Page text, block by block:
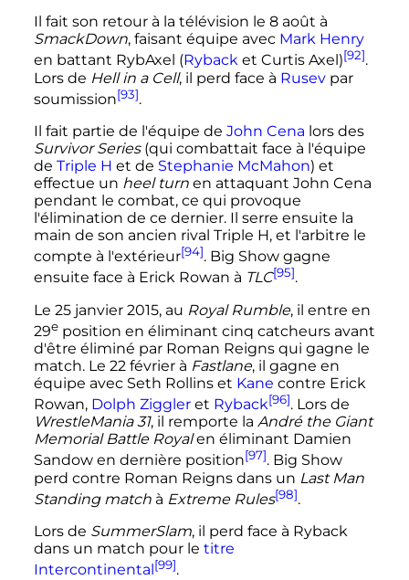
Il fait son retour à la télévision le 8 août à
SmackDown, faisant équipe avec Mark Henry
en battant RybAxel (Rybacket Curtis Axel)[92].
Lors de Hell in a Cell, il perd face à Rusevpar
soumission[93].
Il fait partie de l'équipe de John Cena lors des
Survivor Series(qui combattait face à l'équipe
de Triple H et de Stephanie McMahon) et
effectue un heel turnen attaquant John Cena
pendant le combat, ce qui provoque
l'élimination de ce dernier. Il serre ensuite la
main de son ancien rival Triple H, et l'arbitre le
compte à l'extérieur[94]. Big Show gagne
ensuite face à Erick Rowan à TLC[95].
Le 25 janvier 2015, au Royal Rumble, il entre en
29eposition en éliminant cinq catcheurs avant
d'être éliminé par Roman Reigns qui gagne le
match. Le 22 février à Fastlane, il gagne en
équipe avec Seth Rollins et Kane contre Erick
Rowan, Dolph Ziggleret Ryback[96]. Lors de
WrestleMania 31, il remporte la André the Giant
Memorial Battle Royalen éliminant Damien
Sandow en dernière position[97]. Big Show
perd contre Roman Reigns dans un Last Man
Standing matchà Extreme Rules[98].
Lors de SummerSlam, il perd face à Ryback
dans un match pour le titre
Intercontinental [99].